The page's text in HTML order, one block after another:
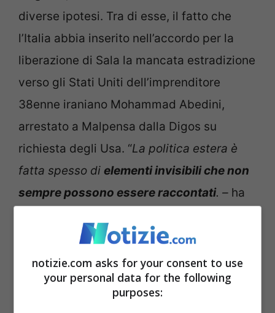
diverse ipotesi. Tra di esse, il fatto che
l’Italia abbia inserito nell’accordo per la
liberazione di Sala la mancata estradizione
verso gli Stati Uniti dell’imprenditore
38enne iraniano Mohammad Abedini,
arrestato a Malpensa dalla Digos su
richiesta degli Usa. “La politica estera è
fatta spesso di elementi invisibili che non
sempre possono essere raccontati. – ha
accettare questa dimensione tra ciò che è
visibile e ciò che non lo può essere. Qui sta
la grande capacità di comprendere la
politica estera come uno strumento che va
notizie.com asks for your consent to use
your personal data for the following
purposes: